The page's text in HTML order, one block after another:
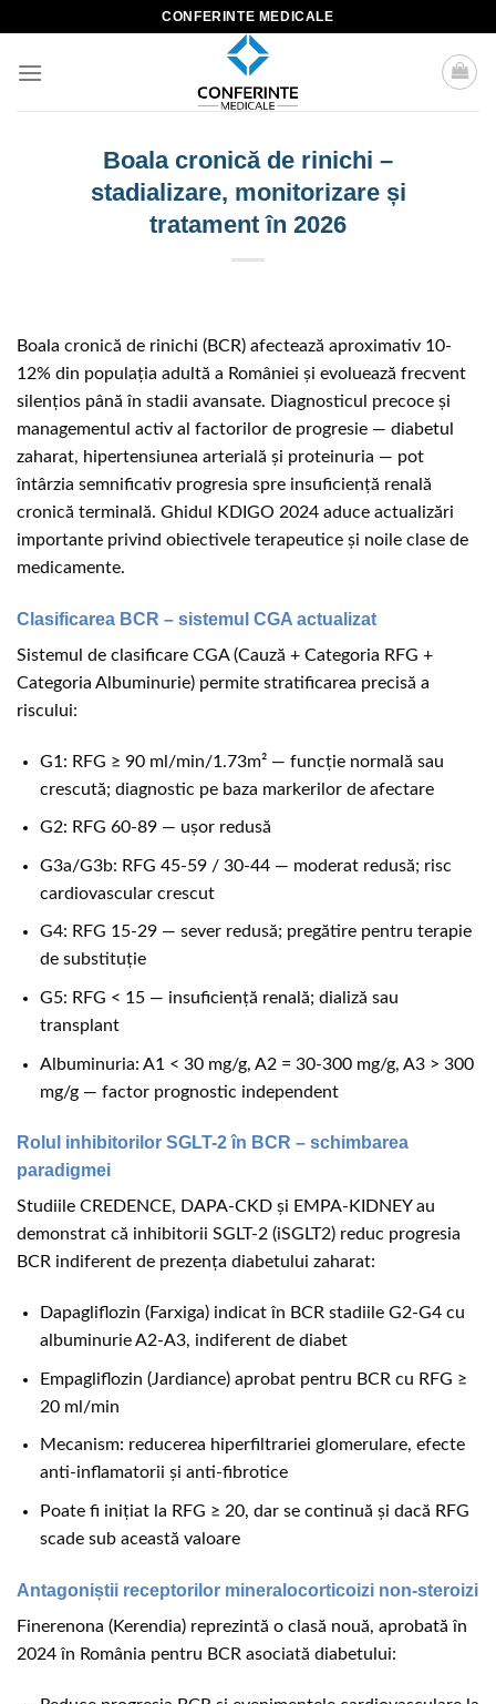
content
CONFERINTE MEDICALE
Boala cronică de rinichi –
stadializare, monitorizare și
tratament în 2026
Boala cronică de rinichi (BCR) afectează aproximativ 10-
12% din populația adultă a României și evoluează frecvent
silenţios până în stadii avansate. Diagnosticul precoce și
managementul activ al factorilor de progresie — diabetul
zaharat, hipertensiunea arterială și proteinuria — pot
întârzia semnificativ progresia spre insuficiență renală
cronică terminală. Ghidul KDIGO 2024 aduce actualizări
importante privind obiectivele terapeutice și noile clase de
medicamente.
Clasificarea BCR – sistemul CGA actualizat
Sistemul de clasificare CGA (Cauză + Categoria RFG +
Categoria Albuminurie) permite stratificarea precisă a
riscului:
G1: RFG ≥ 90 ml/min/1.73m² — funcție normală sau
crescută; diagnostic pe baza markerilor de afectare
G2: RFG 60-89 — ușor redusă
G3a/G3b: RFG 45-59 / 30-44 — moderat redusă; risc
cardiovascular crescut
G4: RFG 15-29 — sever redusă; pregătire pentru terapie
de substituție
G5: RFG < 15 — insuficiență renală; dializă sau
transplant
Albuminuria: A1 < 30 mg/g, A2 = 30-300 mg/g, A3 > 300
mg/g — factor prognostic independent
Rolul inhibitorilor SGLT-2 în BCR – schimbarea
paradigmei
Studiile CREDENCE, DAPA-CKD și EMPA-KIDNEY au
demonstrat că inhibitorii SGLT-2 (iSGLT2) reduc progresia
BCR indiferent de prezența diabetului zaharat:
Dapagliflozin (Farxiga) indicat în BCR stadiile G2-G4 cu
albuminurie A2-A3, indiferent de diabet
Empagliflozin (Jardiance) aprobat pentru BCR cu RFG ≥
20 ml/min
Mecanism: reducerea hiperfiltrariei glomerulare, efecte
anti-inflamatorii și anti-fibrotice
Poate fi inițiat la RFG ≥ 20, dar se continuă și dacă RFG
scade sub această valoare
Antagoniștii receptorilor mineralocorticoizi non-steroizi
Finerenona (Kerendia) reprezintă o clasă nouă, aprobată în
2024 în România pentru BCR asociată diabetului: